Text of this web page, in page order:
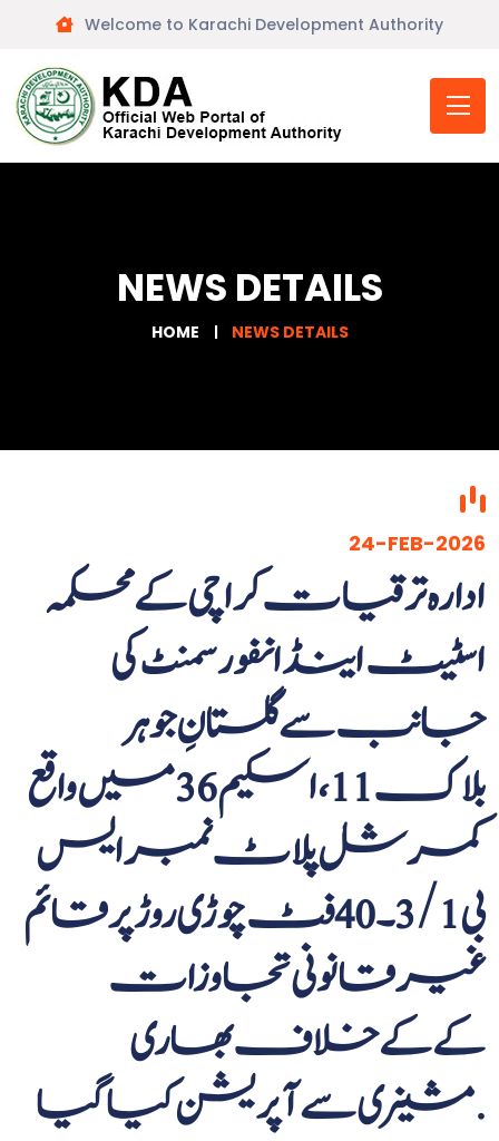
Welcome to Karachi Development Authority
NEWS DETAILS
HOME NEWS DETAILS
24-FEB-2026
ادارہ ترقیات کراچی کے محکمہ
اسٹیٹ اینڈ انفورسمنٹ کی
جانب سے گلستانِ جوہر
بلاک 11، اسکیم 36 میں واقع
کمرشل پلاٹ نمبر ایس
بی 3/1۔ 40 فٹ چوڑی روڑپرقائم
غیر قانونی تجاوزات
کےکے خلاف بھاری
مشینری سے آپریشن کیا گیا.